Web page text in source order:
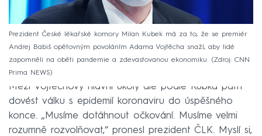
Prezident České lékařské komory Milan Kubek má za to, že se premiér
Andrej Babiš opětovným povoláním Adama Vojtěcha snaží, aby lidé
zapomněli na oběti pandemie a zdevastovanou ekonomiku.
Zdroj: CNN
Prima NEWS
Mezi Vojtěchovy hlavní úkoly ale podle Kubka patří
dovést válku s epidemií koronaviru do úspěšného
konce. „Musíme dotáhnout očkování. Musíme velmi
rozumně rozvolňovat,“ pronesl prezident ČLK. Myslí si,